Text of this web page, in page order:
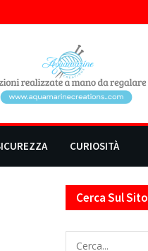
CURIOSITÀ
Cerca Sul Sito